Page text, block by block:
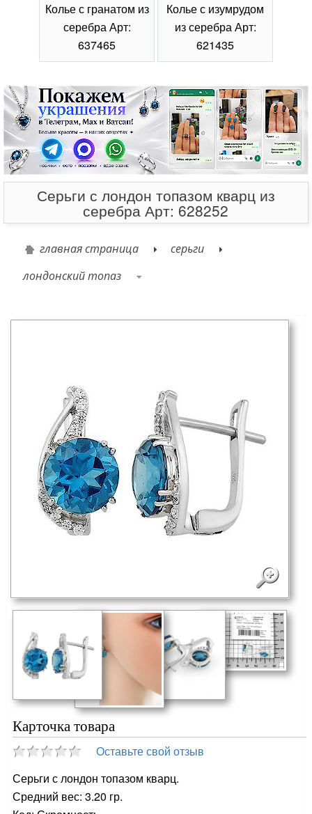
Колье с гранатом из
серебра Арт:
637465
Колье с изумрудом
из серебра Арт:
621435
Серьги с лондон топазом кварц из
серебра Арт: 628252
главная страница
серьги
лондонский топаз
Карточка товара
Оставьте свой отзыв
Серьги с лондон топазом кварц.
Средний вес: 3.20 гр.